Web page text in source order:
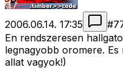
2006.06.14. 17:35 #
En rendszeresen
legnagyobb oromere. Es
allat vagyok!)